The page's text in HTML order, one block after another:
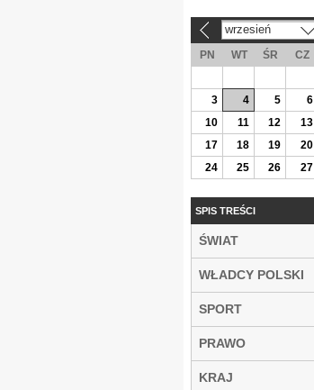
wrzesień
PN WT ŚR CZ
3
4 5 6
10
11 12 13
17
18 19 20
24
25 26 27
SPIS TREŚCI
ŚWIAT
WŁADCY POLSKI
SPORT
PRAWO
KRAJ